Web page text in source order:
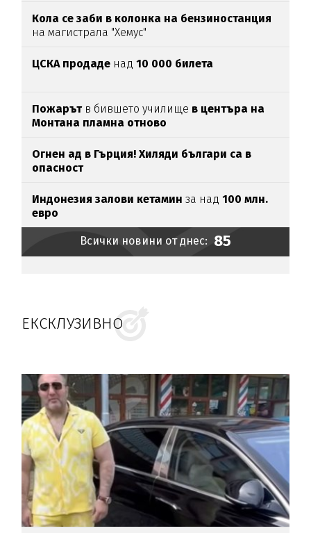
Кола се заби в колонка на бензиностанция
на магистрала "Хемус"
ЦСКА продаде над10 000 билета
Пожарът в бившето училище в центъра на
Монтана пламна отново
Огнен ад в Гърция! Хиляди българи са в
опасност
Индонезия залови кетамин за над100 млн.
евро
Всички новини от днес: 85
ЕКСКЛУЗИВНО